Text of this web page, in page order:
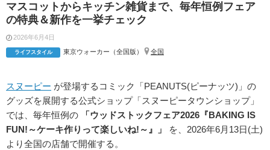
マスコットからキッチン雑貨まで、毎年恒例フェア
の特典＆新作を一挙チェック
2026年6月4日
ライフスタイル 東京ウォーカー（全国版） 全国
スヌーピー が登場するコミック「PEANUTS(ピーナッツ)」の
グッズを展開する公式ショップ「スヌーピータウンショップ」
では、毎年恒例の
「ウッドストックフェア2026『BAKING IS
FUN!～ケーキ作りって楽しいね!～』」
を、2026年6月13日(土)
より全国の店舗で開催する。